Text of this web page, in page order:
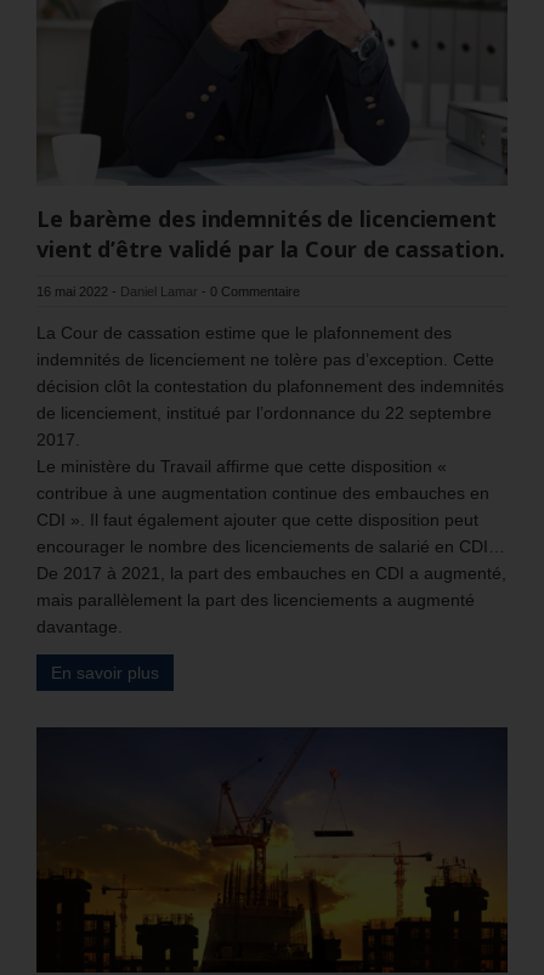
Le barème des indemnités de licenciement
vient d’être validé par la Cour de cassation.
16 mai 2022 - Daniel Lamar - 0 Commentaire
La Cour de cassation estime que le plafonnement des
indemnités de licenciement ne tolère pas d’exception. Cette
décision clôt la contestation du plafonnement des indemnités
de licenciement, institué par l’ordonnance du 22 septembre
2017.
Le ministère du Travail affirme que cette disposition «
contribue à une augmentation continue des embauches en
CDI ». Il faut également ajouter que cette disposition peut
encourager le nombre des licenciements de salarié en CDI…
De 2017 à 2021, la part des embauches en CDI a augmenté,
mais parallèlement la part des licenciements a augmenté
davantage.
En savoir plus